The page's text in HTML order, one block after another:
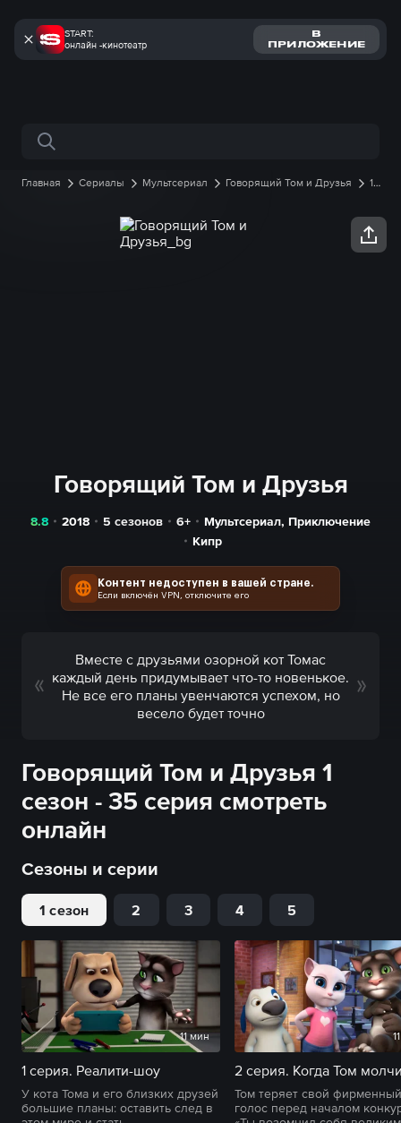
START:
онлайн -кинотеатр
В
ПРИЛОЖЕНИЕ
Поиск по сайту
Главная Сериалы Мультсериал Говорящий Том и Друзья
1
Говорящий Том и Друзья
8.8 2018 5 сезонов 6+ Мультсериал, Приключение
Кипр
Контент недоступен в вашей стране.
Если включён VPN, отключите его
Вместе с друзьями озорной кот Томас
каждый день придумывает что-то новенькое.
Не все его планы увенчаются успехом, но
весело будет точно
Говорящий Том и Друзья 1
сезон - 35 серия смотреть
онлайн
Сезоны и серии
1 сезон 2 3 4 5
11 мин
1 серия. Реалити-шоу
У кота Тома и его близких друзей
большие планы: оставить след в
2 серия. Когда Том
Том теряет свой фирменный
голос перед началом